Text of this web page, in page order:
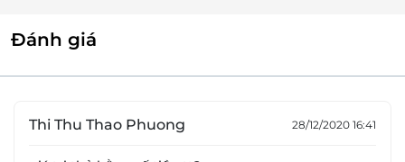
Số 27-29 Lê Lợi, P.Hạc Thành, Tỉnh Thanh Hóa
Phú Thọ
Trì, Phú Thọ
Đà Nẵng
nguyên liệu thảo mộc của Trung Quốc, và hương vị
đậm đà nhưng vẫn thanh nhẹ, dễ ăn đầy tinh tế của
văn hoá Nhật Bản.
Đánh giá
Thi Thu Thao Phuong 28/12/2020 16:41